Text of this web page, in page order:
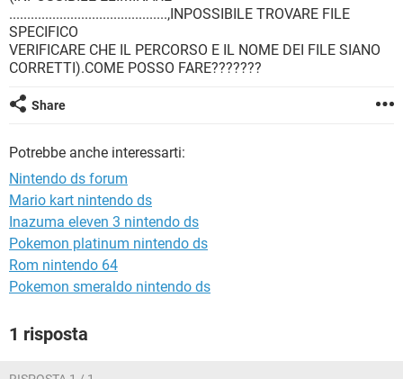
HARDWARE
............................................,INPOSSIBILE TROVARE FILE
SPECIFICO
VERIFICARE CHE IL PERCORSO E IL NOME DEI FILE SIANO
CORRETTI).COME POSSO FARE???????
Share
Potrebbe anche interessarti:
Nintendo ds forum
Mario kart nintendo ds
Inazuma eleven 3 nintendo ds
Pokemon platinum nintendo ds
Rom nintendo 64
Pokemon smeraldo nintendo ds
1 risposta